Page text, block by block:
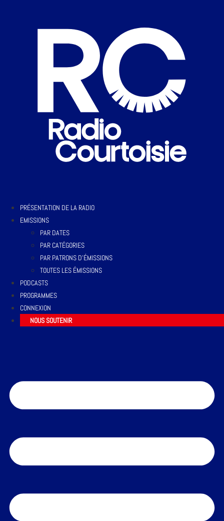
PRÉSENTATION DE LA RADIO
EMISSIONS
PAR DATES
PAR CATÉGORIES
PAR PATRONS D’ÉMISSIONS
TOUTES LES ÉMISSIONS
PODCASTS
PROGRAMMES
CONNEXION
NOUS SOUTENIR